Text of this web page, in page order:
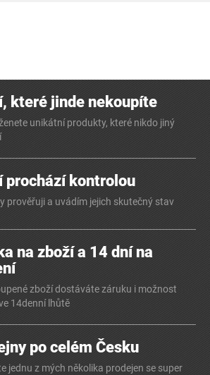
které jinde nekoupíte
unikátní produkty, které nikdo jiný
prochází kontrolou
prověřuji a uvádím jejich skutečný stav
na zboží a 14 dní na
zboží dostáváte záruku i možnost
14denní lhůtě
po celém Česku
jednu z mých několika prodejen se super